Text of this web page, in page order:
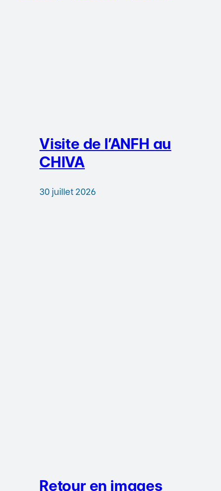
Visite de l’ANFH au
CHIVA
30 juillet 2026
Retour en images